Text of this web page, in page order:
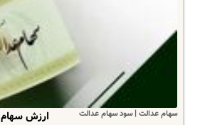
سهام عدالت | سود سهام عدالت
ارزش سهام